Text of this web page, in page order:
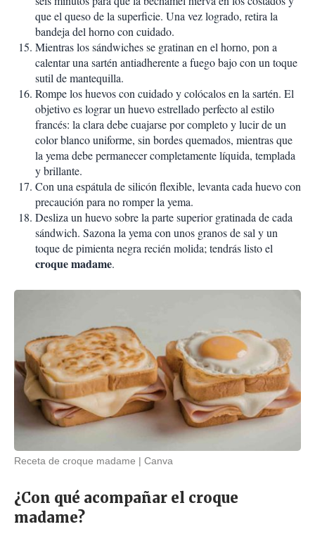
que el queso de la superficie. Una vez logrado, retira la
bandeja del horno con cuidado.
Mientras los sándwiches se gratinan en el horno, pon a
calentar una sartén antiadherente a fuego bajo con un toque
sutil de mantequilla.
Rompe los huevos con cuidado y colócalos en la sartén. El
objetivo es lograr un huevo estrellado perfecto al estilo
francés: la clara debe cuajarse por completo y lucir de un
color blanco uniforme, sin bordes quemados, mientras que
la yema debe permanecer completamente líquida, templada
y brillante.
Con una espátula de silicón flexible, levanta cada huevo con
precaución para no romper la yema.
Desliza un huevo sobre la parte superior gratinada de cada
sándwich. Sazona la yema con unos granos de sal y un
toque de pimienta negra recién molida; tendrás listo el
croque madame.
Receta de croque madame Canva
¿Con qué acompañar el croque
madame?